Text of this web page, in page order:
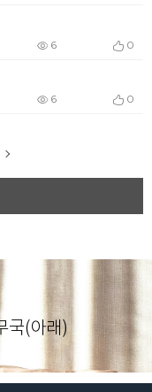
0
6
0
6
국(아래)